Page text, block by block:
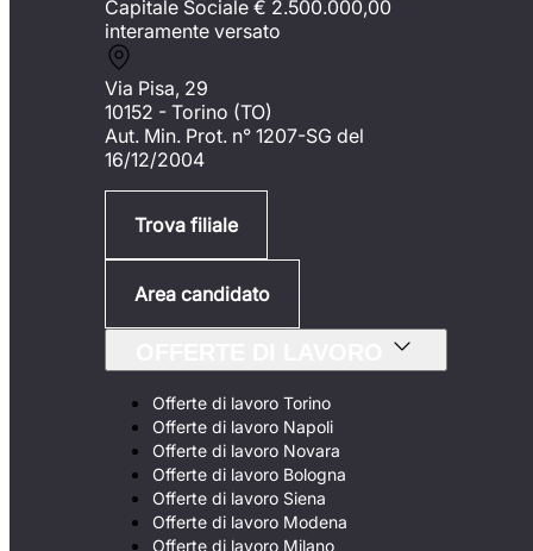
Capitale Sociale € 2.500.000,00
interamente versato
Via Pisa, 29
10152 - Torino (TO)
Aut. Min. Prot. n° 1207-SG del
16/12/2004
Trova filiale
Area candidato
Offerte di lavoro Torino
Offerte di lavoro Napoli
Offerte di lavoro Novara
Offerte di lavoro Bologna
Offerte di lavoro Siena
Offerte di lavoro Modena
Offerte di lavoro Milano